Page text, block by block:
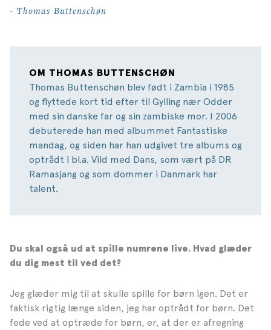
- Thomas Buttenschøn
OM THOMAS BUTTENSCHØN
Thomas Buttenschøn blev født i Zambia i 1985
og flyttede kort tid efter til Gylling nær Odder
med sin danske far og sin zambiske mor. I 2006
debuterede han med albummet Fantastiske
mandag, og siden har han udgivet tre albums og
optrådt i bl.a. Vild med Dans, som vært på DR
Ramasjang og som dommer i Danmark har
talent.
Du skal også ud at spille numrene live. Hvad glæder
du dig mest til ved det?
Jeg glæder mig til at skulle spille for børn igen. Det er
faktisk rigtig længe siden, jeg har optrådt for børn. Det
fede ved at optræde for børn, er, at der er afregning